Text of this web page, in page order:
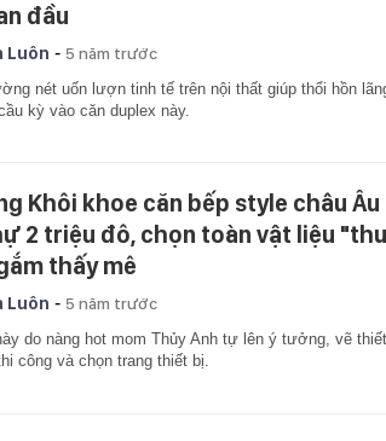
đầu
Luôn - 5 năm trước
nét uốn lượn tinh tế trên nội thất giúp thổi hồn
kỳ vào căn duplex này.
Khôi khoe căn bếp style châu
2 triệu đô, chọn toàn vật liệu
thấy mê
Luôn - 5 năm trước
do nàng hot mom Thủy Anh tự lên ý tưởng, vẽ
công và chọn trang thiết bị.